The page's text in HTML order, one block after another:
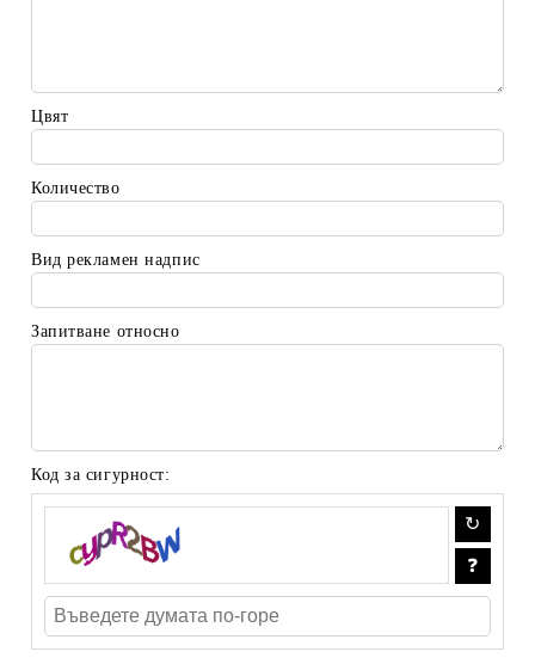
Цвят
Количество
Вид рекламен надпис
Запитване относно
Код за сигурност: